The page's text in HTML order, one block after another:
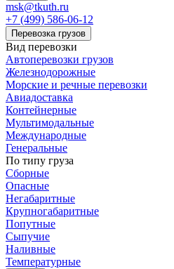
msk@tkuth.ru
+7 (499) 586-06-12
Перевозка грузов
Вид перевозки
Автоперевозки грузов
Железнодорожные
Морские и речные перевозки
Авиадоставка
Контейнерные
Мультимодальные
Международные
Генеральные
По типу груза
Сборные
Опасные
Негабаритные
Крупногабаритные
Попутные
Сыпучие
Наливные
Температурные